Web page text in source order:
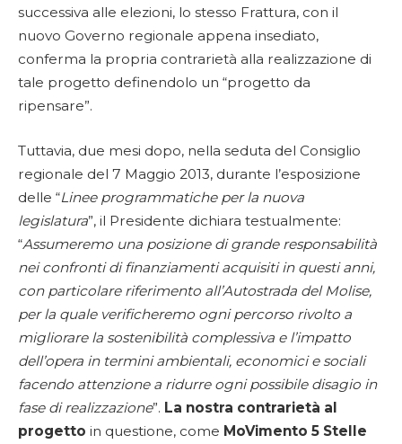
successiva alle elezioni, lo stesso Frattura, con il
nuovo Governo regionale appena insediato,
conferma la propria contrarietà alla realizzazione di
tale progetto definendolo un “progetto da
ripensare”.
Tuttavia, due mesi dopo, nella seduta del Consiglio
regionale del 7 Maggio 2013, durante l’esposizione
delle “Linee programmatiche per la nuova
legislatura”, il Presidente dichiara testualmente:
“Assumeremo una posizione di grande responsabilità
nei confronti di finanziamenti acquisiti in questi anni,
con particolare riferimento all’Autostrada del Molise,
per la quale verificheremo ogni percorso rivolto a
migliorare la sostenibilità complessiva e l’impatto
dell’opera in termini ambientali, economici e sociali
facendo attenzione a ridurre ogni possibile disagio in
fase di realizzazione”. La nostra contrarietà al
progetto in questione, come MoVimento 5 Stelle